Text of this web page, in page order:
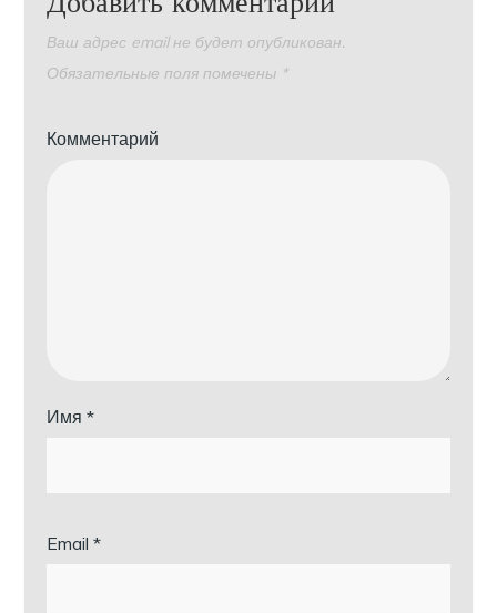
Ваш адрес email не будет опубликован.
Обязательные поля помечены *
Комментарий
Имя*
Email*